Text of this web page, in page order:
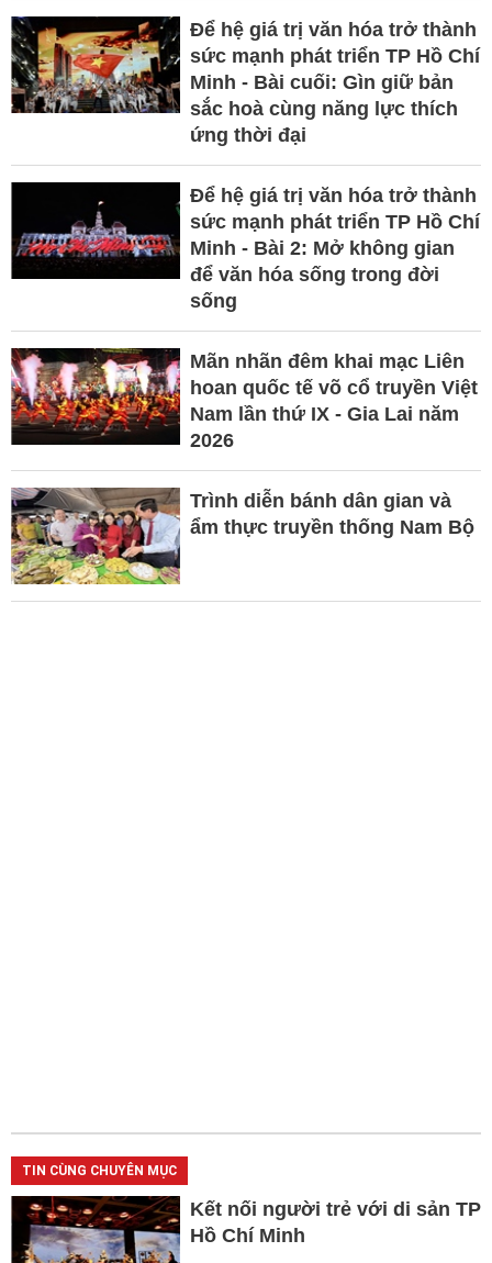
Để hệ giá trị văn hóa trở thành
sức mạnh phát triển TP Hồ Chí
Minh - Bài cuối: Gìn giữ bản
sắc hoà cùng năng lực thích
ứng thời đại
Để hệ giá trị văn hóa trở thành
sức mạnh phát triển TP Hồ Chí
Minh - Bài 2: Mở không gian
để văn hóa sống trong đời
sống
Mãn nhãn đêm khai mạc Liên
hoan quốc tế võ cổ truyền Việt
Nam lần thứ IX - Gia Lai năm
2026
Trình diễn bánh dân gian và
ẩm thực truyền thống Nam Bộ
TIN CÙNG CHUYÊN MỤC
Kết nối người trẻ với di sản TP
Hồ Chí Minh